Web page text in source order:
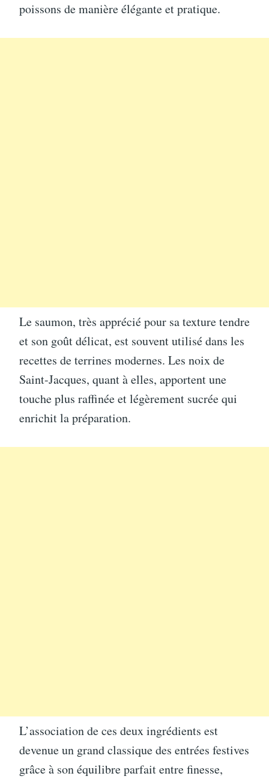
poissons de manière élégante et pratique.
Le saumon, très apprécié pour sa texture tendre
et son goût délicat, est souvent utilisé dans les
recettes de terrines modernes. Les noix de
Saint-Jacques, quant à elles, apportent une
touche plus raffinée et légèrement sucrée qui
enrichit la préparation.
L’association de ces deux ingrédients est
devenue un grand classique des entrées festives
grâce à son équilibre parfait entre finesse,